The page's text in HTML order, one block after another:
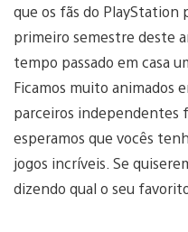
que os fãs do PlayStation
primeiro semestre deste
tempo passado em casa
Ficamos muito animados
parceiros independentes
esperamos que vocês
jogos incríveis. Se
dizendo qual o seu